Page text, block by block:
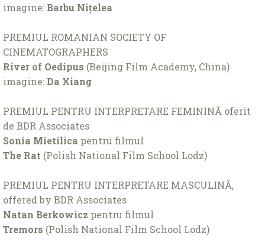
imagine: Barbu Nițelea
PREMIUL ROMANIAN SOCIETY OF
CINEMATOGRAPHERS
River of Oedipus (Beijing Film Academy, China)
imagine: Da Xiang
PREMIUL PENTRU INTERPRETARE FEMININĂ oferit
de BDR Associates
Sonia Mietilica pentru filmul
The Rat (Polish National Film School Lodz)
PREMIUL PENTRU INTERPRETARE MASCULINĂ,
offered by BDR Associates
Natan Berkowicz pentru filmul
Tremors (Polish National Film School Lodz)